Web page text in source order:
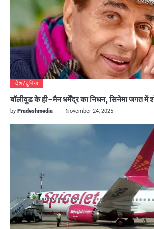
देश/दुनिया
बॉलीवुड के ही-मैन धर्मेंद्र का निधन, सिनेमा जगत में
by Pradeshmedia November 24, 2025